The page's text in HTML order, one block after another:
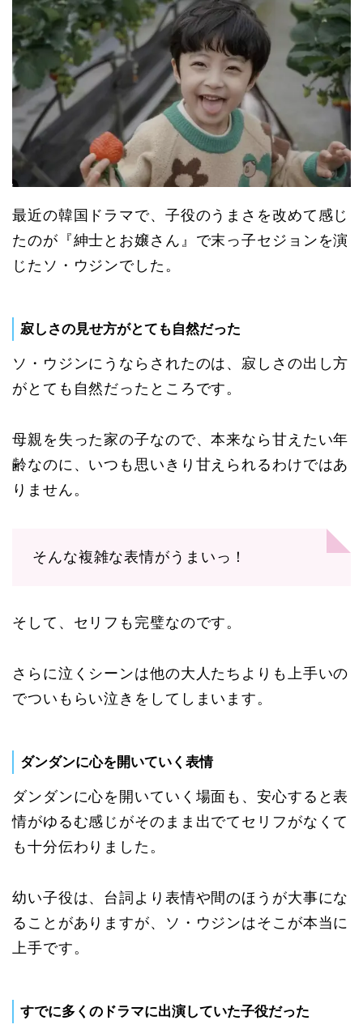
最近の韓国ドラマで、子役のうまさを改めて感じ
たのが『紳士とお嬢さん』で末っ子セジョンを演
じたソ・ウジンでした。
寂しさの見せ方がとても自然だった
ソ・ウジンにうならされたのは、寂しさの出し方
がとても自然だったところです。
母親を失った家の子なので、本来なら甘えたい年
齢なのに、いつも思いきり甘えられるわけではあ
りません。
そんな複雑な表情がうまいっ！
そして、セリフも完璧なのです。
さらに泣くシーンは他の大人たちよりも上手いの
でついもらい泣きをしてしまいます。
ダンダンに心を開いていく表情
ダンダンに心を開いていく場面も、安心すると表
情がゆるむ感じがそのまま出でてセリフがなくて
も十分伝わりました。
幼い子役は、台詞より表情や間のほうが大事にな
ることがありますが、ソ・ウジンはそこが本当に
上手です。
すでに多くのドラマに出演していた子役だった